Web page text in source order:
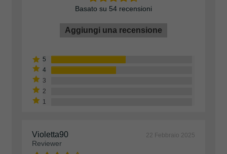
Basato su 54 recensioni
Aggiungi una recensione
Violetta90
Reviewer
22 Febbraio 2025